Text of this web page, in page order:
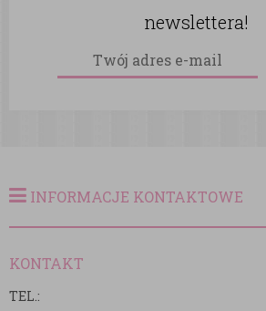
newslettera!
INFORMACJE KONTAKTOWE
KONTAKT
TEL.: